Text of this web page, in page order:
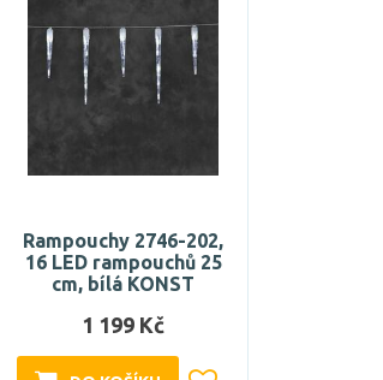
Rampouchy 2746-202,
16 LED rampouchů 25
cm, bílá KONST
1 199 Kč